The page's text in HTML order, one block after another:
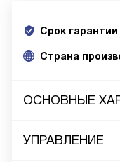
Срок гарантии
Cтрана
ОСНОВНЫЕ
УПРАВЛЕНИЕ